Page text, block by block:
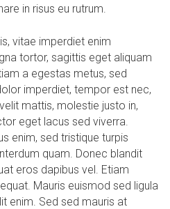
in risus eu rutrum.
vitae imperdiet enim
tortor, sagittis eget aliquam
a egestas metus, sed
imperdiet, tempor est nec,
mattis, molestie justo in,
eget lacus sed viverra.
enim, sed tristique turpis
quam. Donec blandit
eros dapibus vel. Etiam
Mauris euismod sed ligula
enim. Sed sed mauris at